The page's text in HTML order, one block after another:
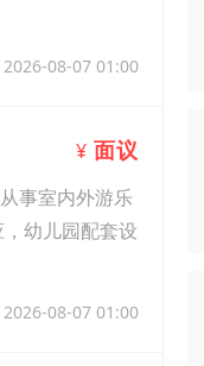
2026-08-07 01:00
¥ 面议
事室内外游乐
幼儿园配套设
2026-08-07 01:00